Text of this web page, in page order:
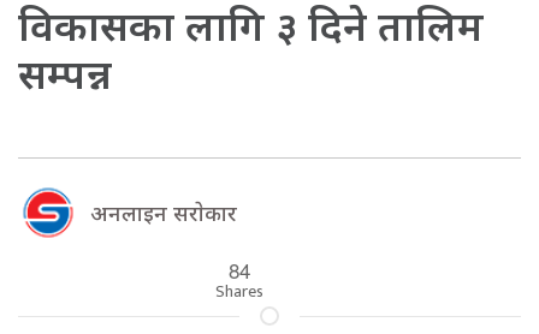
विकासका लागि ३ दिने तालिम
सम्पन्न
अनलाइन सराेकार
84
Shares